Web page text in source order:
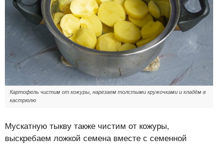
Картофель чистим от кожуры, нарезаем толстыми кружочками и кладём в
кастрюлю
Мускатную тыкву также чистим от кожуры,
выскребаем ложкой семена вместе с семенной